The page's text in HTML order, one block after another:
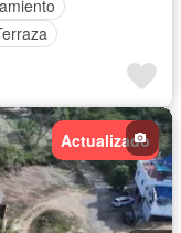
Actualizado